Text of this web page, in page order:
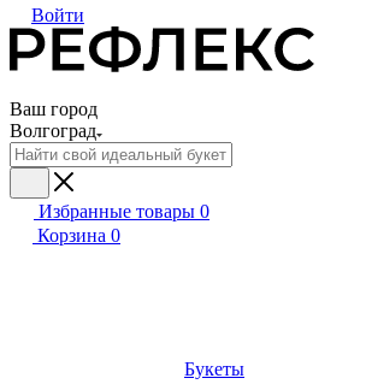
Войти
Ваш город
Волгоград
Избранные товары 0
Корзина 0
Букеты